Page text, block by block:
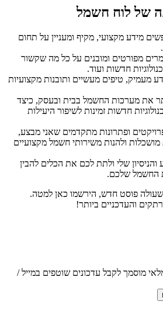
של לוח חשמל
מידע מקצועי, מקיף ומעניין על תחום
מפורטים ומובנים על כל מה שקשור
חדשות ועוד.
מעמיק, טיפים מעשיים ותובנות מקצועיות
את מערכות החשמל בבית ובעסק, כיצד
חדשות זמינות לשיפור היעילות
ופתרונות מתקדמים שאני מבצע,
ולהנות משירותי חשמל מקצועיים
שלי ולתת לכם את הכלים להבין
החשמל שלכם.
פוסט חדש, הירשמו כאן למטה.
והעדכניים ביותר!
מוסמך לקבל עדכונים שוטפים במייל /